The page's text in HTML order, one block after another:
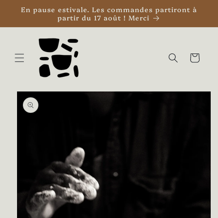
passer
contenu
En pause estivale. Les commandes partiront à
partir du 17 août ! Merci
Panier
Passer aux
informations
produits